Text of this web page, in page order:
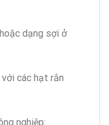
dạng sợi ở
các hạt rắn
nghiệp: